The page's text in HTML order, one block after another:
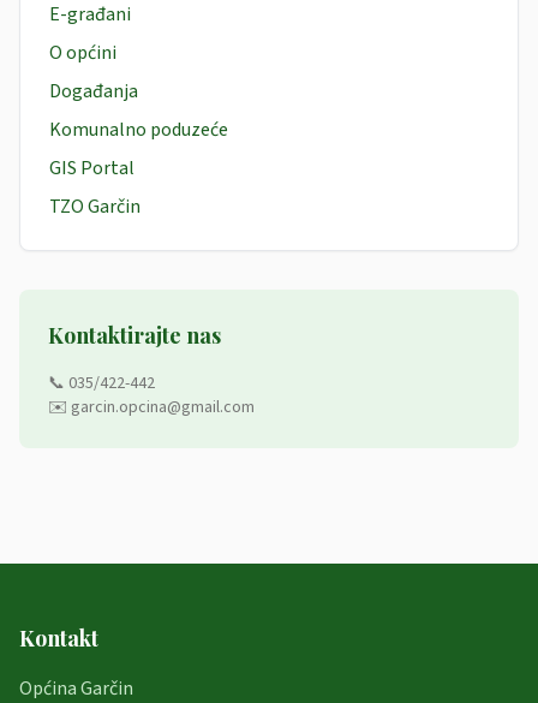
E-građani
O općini
Događanja
Komunalno poduzeće
GIS Portal
TZO Garčin
Kontaktirajte nas
📞 035/422-442
✉️ garcin.opcina@gmail.com
Kontakt
Općina Garčin